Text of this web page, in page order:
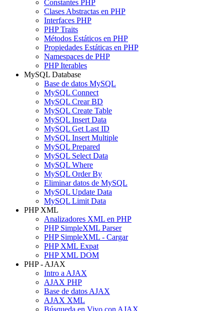
Constantes PHP
Clases Abstractas en PHP
Interfaces PHP
PHP Traits
Métodos Estáticos en PHP
Propiedades Estáticas en PHP
Namespaces de PHP
PHP Iterables
MySQL Database
Base de datos MySQL
MySQL Connect
MySQL Crear BD
MySQL Create Table
MySQL Insert Data
MySQL Get Last ID
MySQL Insert Multiple
MySQL Prepared
MySQL Select Data
MySQL Where
MySQL Order By
Eliminar datos de MySQL
MySQL Update Data
MySQL Limit Data
PHP XML
Analizadores XML en PHP
PHP SimpleXML Parser
PHP SimpleXML - Cargar
PHP XML Expat
PHP XML DOM
PHP - AJAX
Intro a AJAX
AJAX PHP
Base de datos AJAX
AJAX XML
Búsqueda en Vivo con AJAX